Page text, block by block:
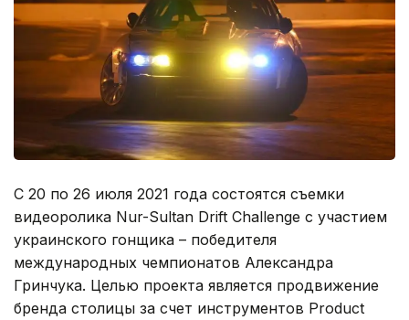
С 20 по 26 июля 2021 года состоятся съемки
видеоролика Nur-Sultan Drift Challenge с участием
украинского гонщика – победителя
международных чемпионатов Александра
Гринчука. Целью проекта является продвижение
бренда столицы за счет инструментов Product